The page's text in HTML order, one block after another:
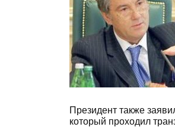
Президент также
который проходил